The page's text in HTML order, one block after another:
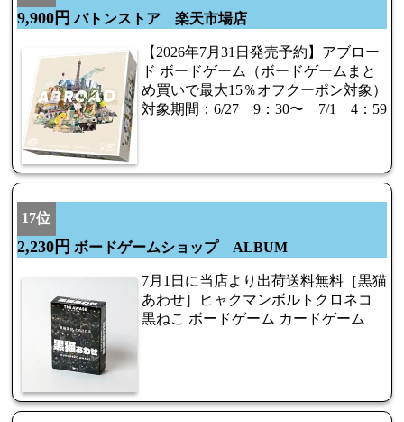
9,900円 バトンストア 楽天市場店
【2026年7月31日発売予約】アブロー
ド ボードゲーム（ボードゲームまと
め買いで最大15％オフクーポン対象）
対象期間：6/27 9：30〜 7/1 4：59
17位
2,230円 ボードゲームショップ ALBUM
7月1日に当店より出荷送料無料［黒猫
あわせ］ヒャクマンボルトクロネコ
黒ねこ ボードゲーム カードゲーム